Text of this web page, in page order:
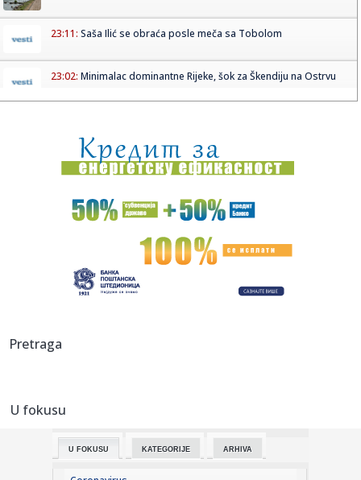
23:11: Saša Ilić se obraća posle meča sa Tobolom
23:02: Minimalac dominantne Rijeke, šok za Škendiju na Ostrvu
22:58:FIFA im uplatila novac, oni odbijaju da podrže Infantina
22:58:Stanković: Emisija Kvadratura kruga je zaštićena kao moje
auto...
Kalibaf poručio Trampu: "Vaša teatralna diplomatija je
22:52:Rekordne temperature mijenjaju život širom Evrope: Požari,
22:49:
22:46: Nazire se katastrofa; Kijev kriv za sve? FOTO/VIDEO
Pretraga
U fokusu
U FOKUSU KATEGORIJE ARHIVA